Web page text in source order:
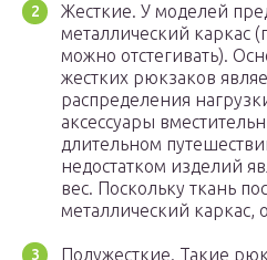
Жесткие. У моделей
металлический каркас
можно отстегивать).
жестких рюкзаков
распределения
аксессуары
длительном
недостатком изделий
вес. Поскольку ткань
металлический каркас,
Полужесткие. Такие